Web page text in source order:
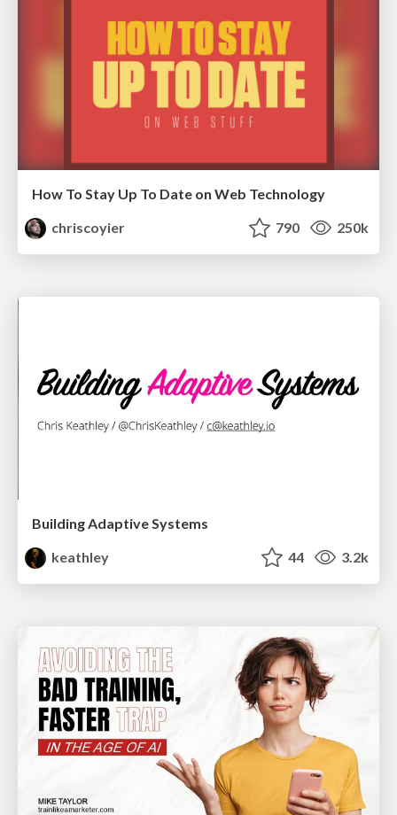
How To Stay Up To Date on Web Technology
chriscoyier
790 250k
Building Adaptive Systems
keathley
44 3.2k